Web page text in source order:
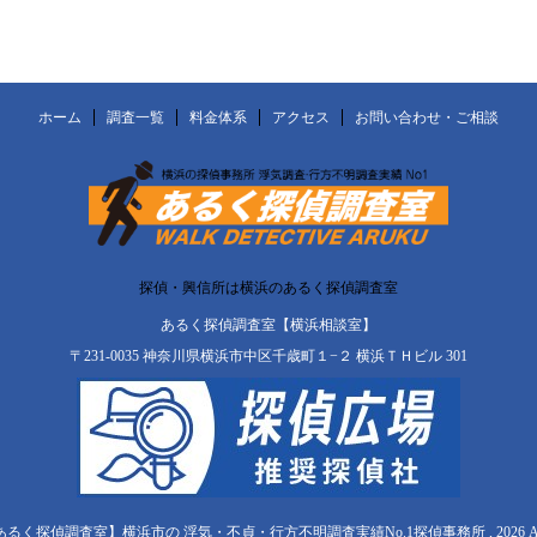
ホーム 調査一覧 料金体系 アクセス お問い合わせ・ご相談
探偵・興信所は横浜のあるく探偵調査室
あるく探偵調査室【横浜相談室】
〒231-0035 神奈川県横浜市中区千歳町１−２ 横浜ＴＨビル 301
く探偵調査室】横浜市の 浮気・不貞・行方不明調査実績No.1探偵事務所 , 2026